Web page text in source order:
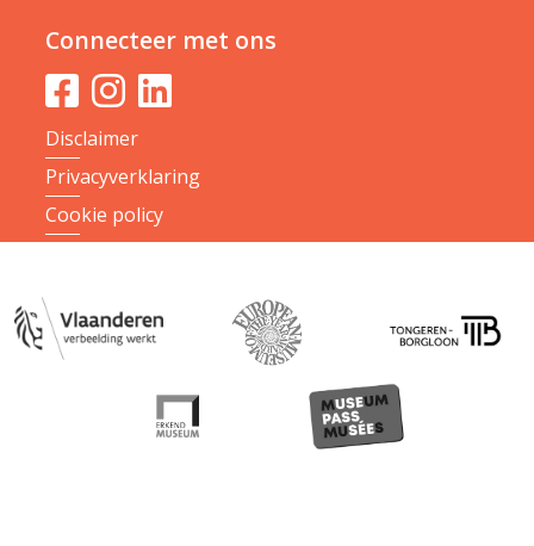
Connecteer met ons
Disclaimer
Privacyverklaring
Cookie policy